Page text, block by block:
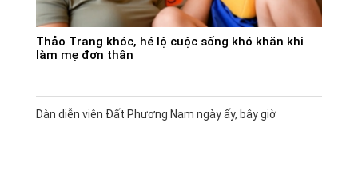
Thảo Trang khóc, hé lộ cuộc sống khó khăn khi
làm mẹ đơn thân
Dàn diễn viên Đất Phương Nam ngày ấy, bây giờ